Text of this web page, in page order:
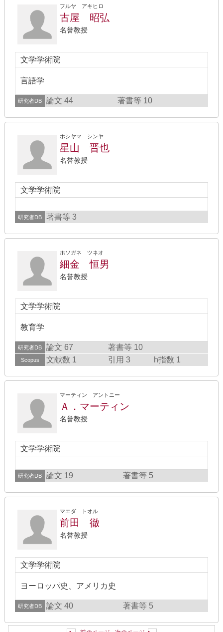
フルヤ アキヒロ
古屋 昭弘
名誉教授
文学学術院
言語学
研究者DB 論文 44 著書等 10
ホシヤマ シンヤ
星山 晋也
名誉教授
文学学術院
研究者DB 著書等 3
ホソガネ ツネオ
細金 恒男
名誉教授
文学学術院
教育学
研究者DB 論文 67 著書等 10
Scopus 文献数 1 引用 3 h指数 1
マーティン アントニー
Ａ．マーティン
名誉教授
文学学術院
研究者DB 論文 19 著書等 5
マエダ トオル
前田 徹
名誉教授
文学学術院
ヨーロッパ史、アメリカ史
研究者DB 論文 40 著書等 5